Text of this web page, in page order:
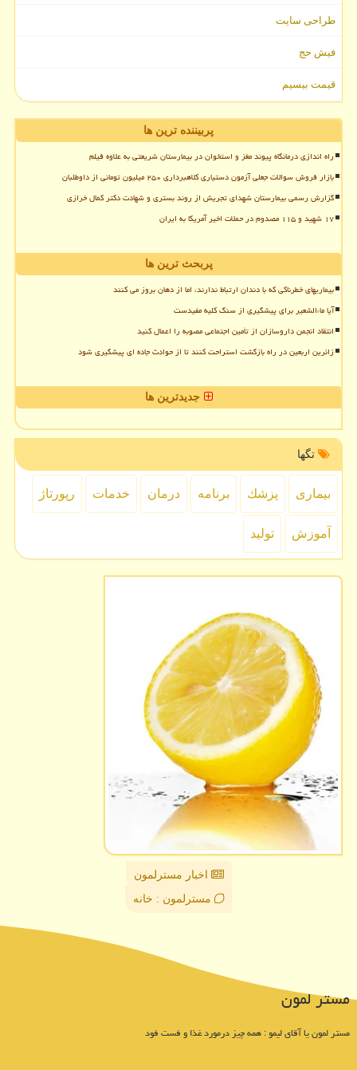
طراحی سایت
فیش حج
قیمت بیسیم
پربیننده ترین ها
راه اندازی درمانگاه پیوند مغز و استخوان در بیمارستان شریعتی به علاوه فیلم
بازار فروش سوالات جعلی آزمون دستیاری کلاهبرداری ۲۵۰ میلیون تومانی از داوطلبان
گزارش رسمی بیمارستان شهدای تجریش از روند بستری و شهادت دکتر کمال خرازی
۱۷ شهید و ۱۱۵ مصدوم در حملات اخیر آمریکا به ایران
پربحث ترین ها
بیماریهای خطرناکی که با دندان ارتباط ندارند، اما از دهان بروز می کنند
آیا ماءالشعیر برای پیشگیری از سنگ کلیه مفیدست
انتقاد انجمن داروسازان از تأمین اجتماعی مصوبه را اعمال کنید
زائرین اربعین در راه بازگشت استراحت کنند تا از حوادث جاده ای پیشگیری شود
جدیدترین ها
تگها
بیماری پزشك برنامه درمان خدمات رپورتاژ
آموزش تولید
اخبار مسترلمون
مسترلمون : خانه
مستر لمون
مستر لمون یا آقای لیمو : همه چیز درمورد غذا و فست فود